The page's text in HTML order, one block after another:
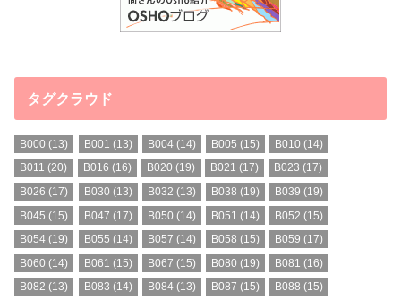
タグクラウド
B000 (13) B001 (13) B004(14) B005 (15) B010 (14)
B011 (20) B016 (16) B020 (19) B021 (17) B023 (17)
B026 (17) B030 (13) B032 (13) B038 (19) B039 (19)
B045 (15) B047 (17) B050 (14) B051 (14) B052 (15)
B054 (19) B055 (14) B057 (14) B058 (15) B059 (17)
B060 (14) B061 (15) B067 (15) B080 (19) B081 (16)
B082 (13) B083 (14) B084(13) B087 (15) B088 (15)